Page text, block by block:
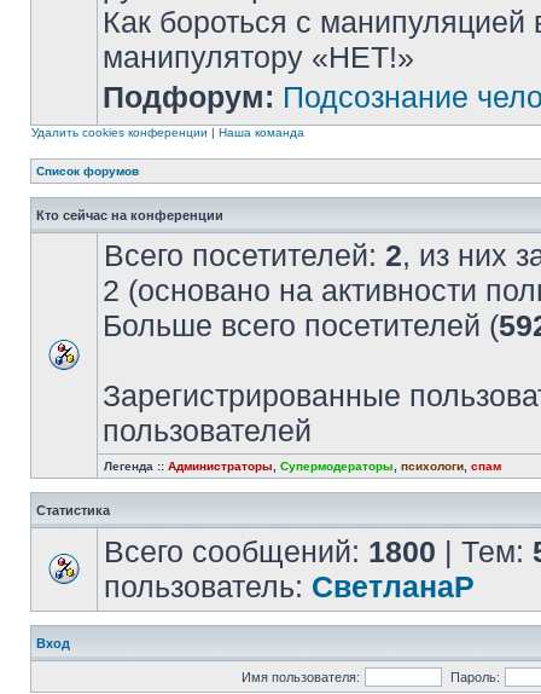
Как бороться с манипуляцией
манипулятору «НЕТ!»
Подфорум: Подсознание
Удалить cookies конференции | Наша команда
Список форумов
Кто сейчас на конференции
Всего посетителей: 2, из них
2 (основано на активности
Больше всего посетителей (
Зарегистрированные
пользователей
Легенда :: Администраторы Супермодераторы психологи спам
Статистика
Всего сообщений: 1800 | Тем:
пользователь: СветланаР
Вход
Имя пользователя: Пароль: